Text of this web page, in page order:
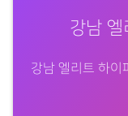
강남
강남 엘리트 하이